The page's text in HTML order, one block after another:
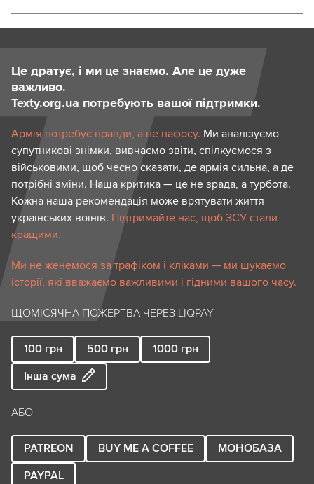
Це дратує, і ми це знаємо. Але це дуже
важливо.
Texty.org.ua потребують вашої підтримки.
Армія потребує правди, а не пафосу. Ми аналізуємо
супутникові знімки, вивчаємо звіти, спілкуємося з
військовими, щоб чесно сказати, де армія сильна, а де
потрібні зміни. Наша критика — це не зрада, а турбота.
Кожна наша рекомендація може врятувати життя
українських воїнів. Підтримайте нас, щоб ЗСУ стали
кращими.
Ми не женемося за трафіком і кліками — ми шукаємо
історії, які вважаємо важливими і гідними вашого часу.
ЩОМІСЯЧНА ПОЖЕРТВА ЧЕРЕЗ LIQPAY
100 грн 500 грн 1000 грн
Інша сума
АБО
PATREON BUY ME A COFFEE
МОНОБАЗА
PAYPAL